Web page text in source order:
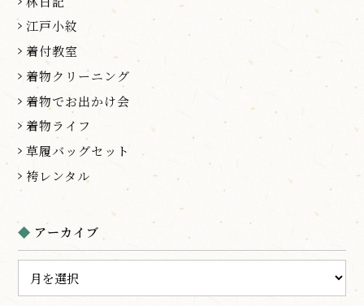
江戸小紋
着付教室
着物クリーニング
着物でお出かけ会
着物ライフ
草履バッグセット
袴レンタル
アーカイブ